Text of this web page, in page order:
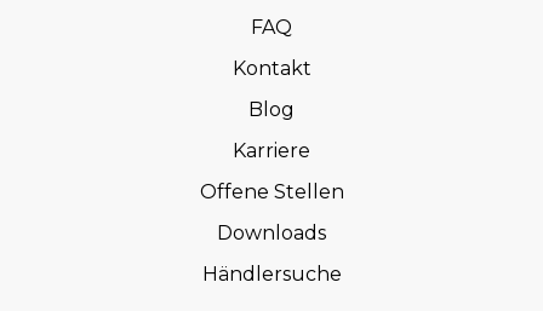
FAQ
Kontakt
Blog
Karriere
Offene Stellen
Downloads
Händlersuche